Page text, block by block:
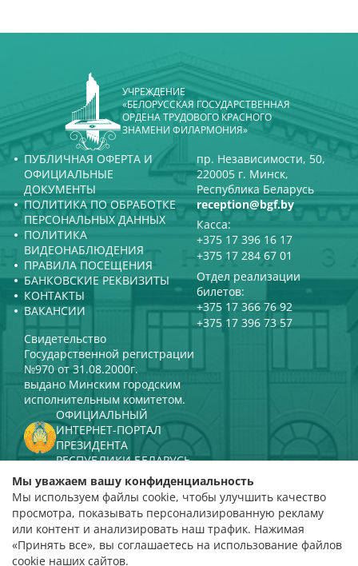
УЧРЕЖДЕНИЕ
«БЕЛОРУССКАЯ ГОСУДАРСТВЕННАЯ
ОРДЕНА ТРУДОВОГО КРАСНОГО
ЗНАМЕНИ ФИЛАРМОНИЯ»
ПУБЛИЧНАЯ ОФЕРТА И
ОФИЦИАЛЬНЫЕ
ДОКУМЕНТЫ
ПОЛИТИКА ПО ОБРАБОТКЕ
ПЕРСОНАЛЬНЫХ ДАННЫХ
ПОЛИТИКА
ВИДЕОНАБЛЮДЕНИЯ
ПРАВИЛА ПОСЕЩЕНИЯ
БАНКОВСКИЕ РЕКВИЗИТЫ
КОНТАКТЫ
ВАКАНСИИ
пр. Независимости, 50,
220005 г. Минск,
Республика Беларусь
reception@bgf.by
Касса:
+375 17 396 16 17
+375 17 284 67 01
Отдел реализации
билетов:
+375 17 366 76 92
+375 17 396 73 57
Свидетельство
Государственной регистрации
№970 от 31.08.2000г.
выдано Минским городским
исполнительным комитетом.
ОФИЦИАЛЬНЫЙ
ИНТЕРНЕТ-ПОРТАЛ
ПРЕЗИДЕНТА
РЕСПУБЛИКИ БЕЛАРУСЬ
МИНИСТЕРСТВО КУЛЬТУРЫ
РЕСПУБЛИКИ БЕЛАРУСЬ
ПОРТАЛ
РЕЙТИНГОВОЙ ОЦЕНКИ
оценка 4,9
Мы уважаем вашу конфиденциальность
Мы используем файлы cookie, чтобы улучшить качество
просмотра, показывать персонализированную рекламу
или контент и анализировать наш трафик. Нажимая
«Принять все», вы соглашаетесь на использование файлов
cookie наших сайтов.